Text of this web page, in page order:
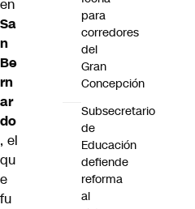
en
Sa
n
Be
rn
ar
do
, el
qu
e
fu
para
corredores
del
Gran
Concepción
Subsecretario
de
Educación
defiende
reforma
al